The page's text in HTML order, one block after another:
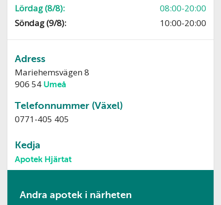
Lördag (8/8):
08:00-20:00
Söndag (9/8):
10:00-20:00
Adress
Mariehemsvägen 8
906 54 Umeå
Telefonnummer (Växel)
0771-405 405
Kedja
Apotek Hjärtat
Andra apotek i närheten